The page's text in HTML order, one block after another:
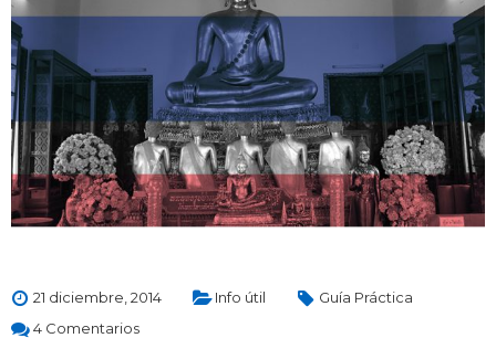
21 diciembre, 2014 Info útil
Guía Práctica
4 Comentarios